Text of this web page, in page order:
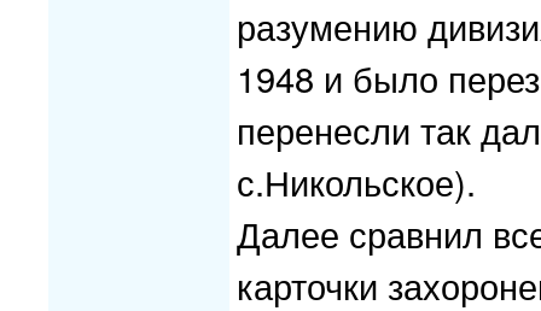
разумению
1948 и было
перенесли так
с.Никольское).
Далее сравнил
карточки